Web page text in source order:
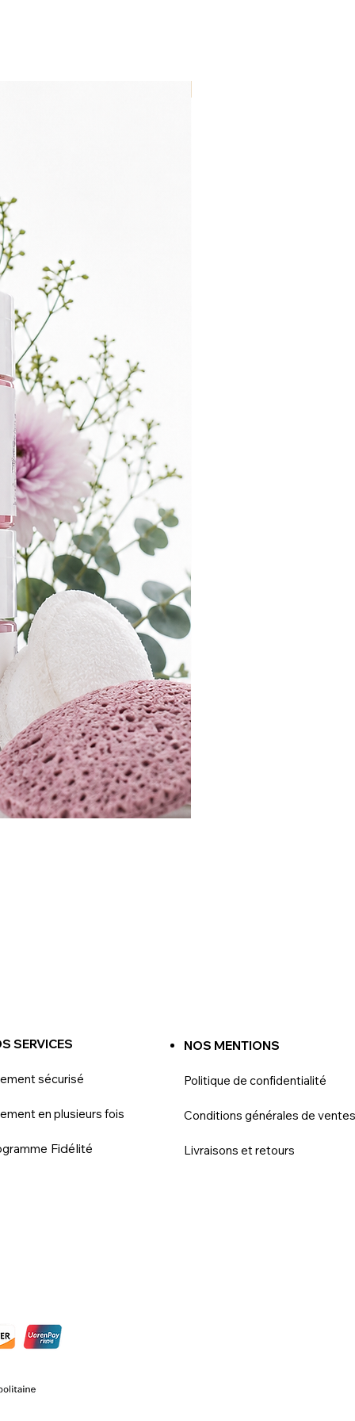
SERVICES
sécurisé
en plusieurs fois
Fidélité
NOS MENTIONS
Politique de confidentialité
Conditions générales de ventes
Livraisons et retours